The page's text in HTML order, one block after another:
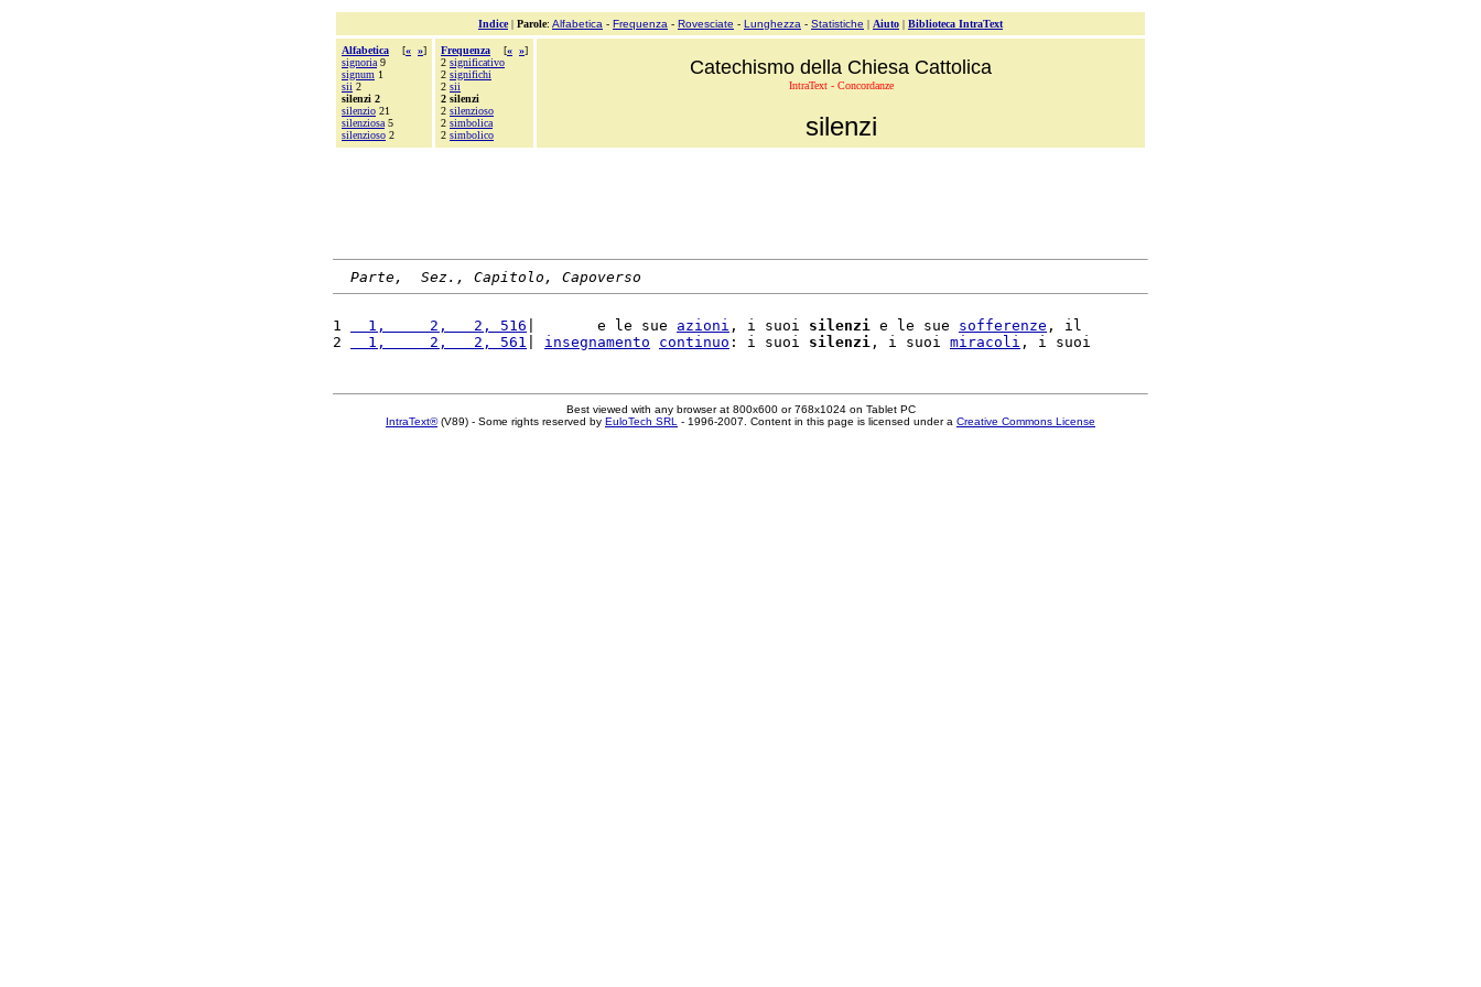
Indice| Parole: Alfabetica - Frequenza - Rovesciate - Lunghezza - Statistiche | Aiuto | Biblioteca IntraText
Alfabetica [« »]
signoria 9
signum 1
sii 2
silenzi 2
silenzio 21
silenziosa 5
silenzioso 2
Frequenza [« »]
2 significativo
2 significhi
2 sii
2 silenzi
2 silenzioso
2 simbolica
2 simbolico
Catechismo della Chiesa Cattolica
IntraText - Concordanze
silenzi
Parte,  Sez., Capitolo, Capoverso
1
  1,     2,   2, 516
|       e le sue azioni , i suoi silenzi e le sue sofferenze , il
2
  1,     2,   2, 561
insegnamento continuo : i suoi silenzi , i suoi miracoli
Best viewed with any browser at 800x600 or 768x1024 on Tablet PC
IntraText®(V89) - Some rights reserved by EuloTech SRL - 1996-2007. Content in this page is licensed under a Creative Commons License